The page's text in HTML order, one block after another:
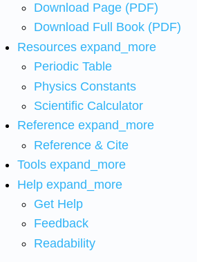
Download Page (PDF)
Download Full Book (PDF)
Resources expand_more
Periodic Table
Physics Constants
Scientific Calculator
Reference expand_more
Reference & Cite
Tools expand_more
Help expand_more
Get Help
Feedback
Readability